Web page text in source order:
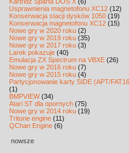
Usprawnienia magnetofonu XC12 (12)
Konserwacja stacji dysków 1050 (19)
Konserwacja magnetofonu XC12 (15)
Nowe gry w 2020 roku (2)
Nowe gry w 2019 roku (35)
Nowe gry w 2017 roku (3)
Larek pokazuje (40)
Emulacja ZX Spectrum na VBXE (26)
Nowe gry w 2016 roku (7)
Nowe gry w 2015 roku (4)
Partycjonowanie karty SIDE (APT/
(1)
BMPVIEW(34)
Atari ST dla opornych (75)
Nowe gry w 2014 roku (19)
Tritone engine (11)
QChan Engine (6)
nowsze